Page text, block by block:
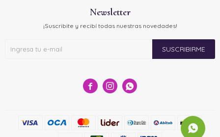
  
Newsletter
¡Suscribite y recibí todas nuestras novedades!
SUSCRIBIRME